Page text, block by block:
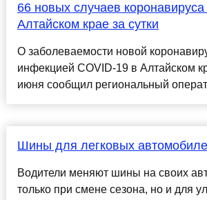
66 новых случаев
Алтайском крае за сутки
О заболеваемости новой
инфекцией COVID-19 в Алтайском
июня сообщил региональный
Шины для легковых
Водители меняют шины на своих
только при смене сезона, но и для